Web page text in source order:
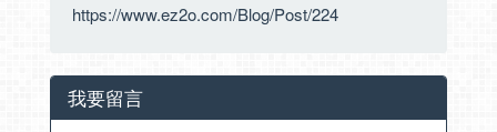
https://www.ez2o.com/Blog/Post/224
我要留言